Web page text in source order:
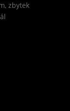
zbytek